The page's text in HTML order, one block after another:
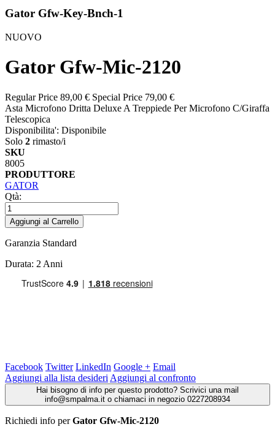
Gator Gfw-Key-Bnch-1
NUOVO
Gator Gfw-Mic-2120
Regular Price 89,00 € Special Price 79,00 €
Asta Microfono Dritta Deluxe A Treppiede Per Microfono C/Giraffa
Telescopica
Disponibilita': Disponibile
Solo 2 rimasto/i
SKU
8005
PRODUTTORE
GATOR
Qtà:
Aggiungi al Carrello
Garanzia Standard
Durata: 2 Anni
Facebook Twitter LinkedIn Google + Email
Aggiungi alla lista desideri Aggiungi al confronto
Hai bisogno di info per questo prodotto? Scrivici una mail
info@smpalma.it o chiamaci in negozio 0227208934
Richiedi info perGator Gfw-Mic-2120